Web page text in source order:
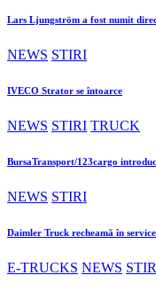
Lars Ljungström a fost numit
NEWS STIRI
IVECO Strator se întoarce
NEWS STIRI TRUCK
BursaTransport/123cargo
NEWS STIRI
Daimler Truck recheamă în
E-TRUCKS NEWS